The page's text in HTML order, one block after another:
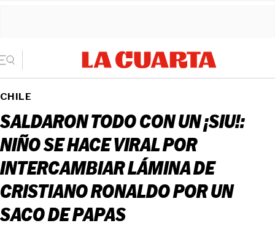
CHILE
SALDARON TODO CON UN ¡SIU!:
NIÑO SE HACE VIRAL POR
INTERCAMBIAR LÁMINA DE
CRISTIANO RONALDO POR UN
SACO DE PAPAS